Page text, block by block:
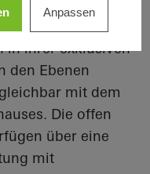
Nachfrage
in ihrer exklusiven
den Ebenen
mit dem
Die offen
über eine
mit
Anpassen